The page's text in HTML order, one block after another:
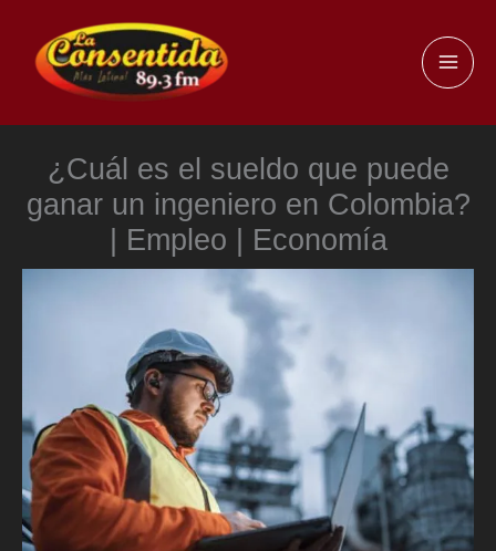
contenido
¿Cuál es el sueldo que puede
ganar un ingeniero en Colombia?
| Empleo | Economía